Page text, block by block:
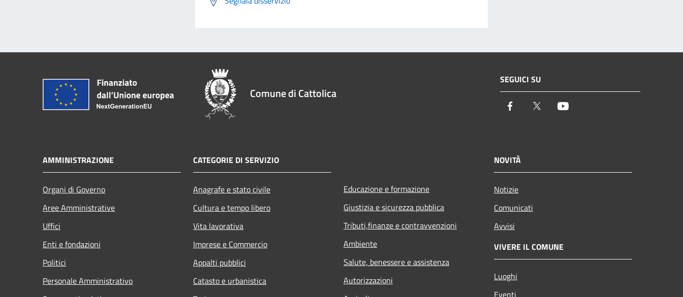
Comune di Cattolica
SEGUICI SU
Facebook Twitter
AMMINISTRAZIONE
Organi di Governo
Aree Amministrative
Uffici
Enti e fondazioni
Politici
Personale Amministrativo
CATEGORIE DI SERVIZIO
Anagrafe e stato civile
Cultura e tempo libero
Vita lavorativa
Imprese e Commercio
Appalti pubblici
Catasto e urbanistica
Educazione e formazione
Giustizia e sicurezza pubblica
Tributi,finanze e contravvenzioni
Ambiente
Salute, benessere e assistenza
Autorizzazioni
NOVITÀ
Notizie
Comunicati
Avvisi
VIVERE IL COMUNE
Luoghi
Eventi